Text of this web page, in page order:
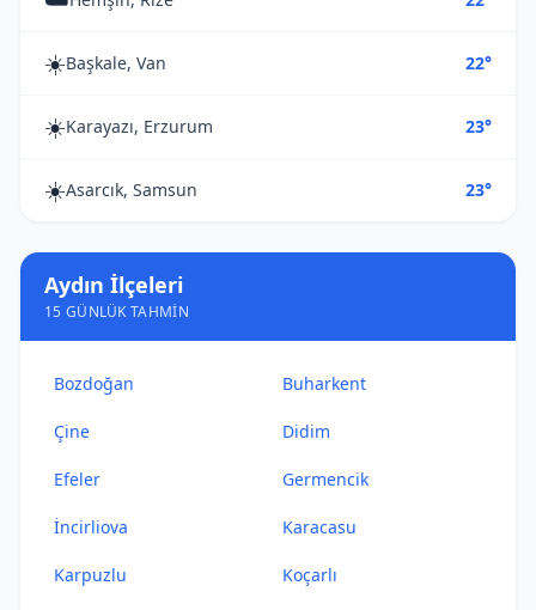
☀️Başkale, Van 22°
☀️Karayazı, Erzurum 23°
☀️Asarcık, Samsun 23°
Aydın İlçeleri
15 GÜNLÜK TAHMIN
Bozdoğan Buharkent
Çine Didim
Efeler Germencik
İncirliova Karacasu
Karpuzlu Koçarlı